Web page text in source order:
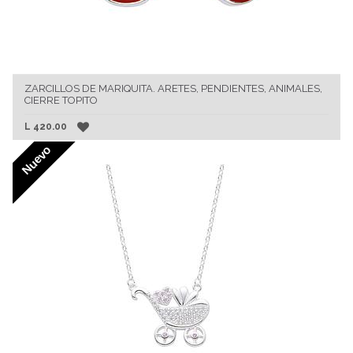
ZARCILLOS DE MARIQUITA. ARETES, PENDIENTES, ANIMALES,
CIERRE TOPITO
L 420.00
Nuevo